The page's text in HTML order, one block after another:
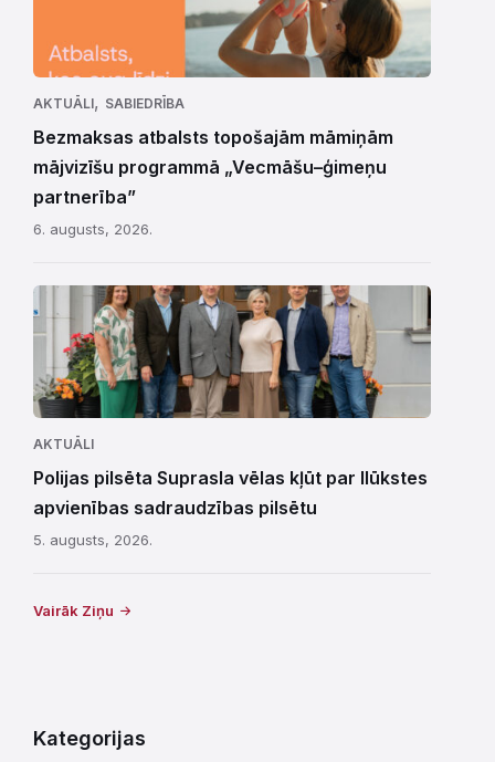
AKTUĀLI, SABIEDRĪBA
Bezmaksas atbalsts topošajām māmiņām
mājvizīšu programmā „Vecmāšu–ģimeņu
partnerība”
6. augusts, 2026.
AKTUĀLI
Polijas pilsēta Suprasla vēlas kļūt par Ilūkstes
apvienības sadraudzības pilsētu
5. augusts, 2026.
Vairāk Ziņu
Kategorijas